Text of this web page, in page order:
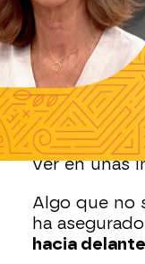
las esquinas"
Dice que se
ella se
Mari
casa familiar
comenzado
ver en unas
Algo que no
ha
hacia delante